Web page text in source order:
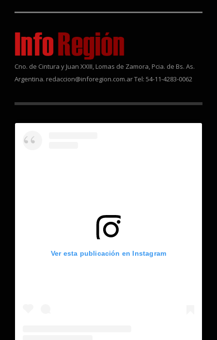
Cno. de Cintura y Juan XXIII, Lomas de Zamora, Pcia. de Bs. As.
Argentina. redaccion@inforegion.com.ar Tel: 54-11-4283-0062
Ver esta publicación en Instagram